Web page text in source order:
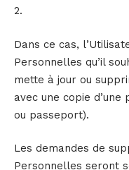
2.
Dans ce cas,
Personnelles qu’il
mette à jour ou
avec une copie d’une
ou passeport).
Les demandes de
Personnelles seront